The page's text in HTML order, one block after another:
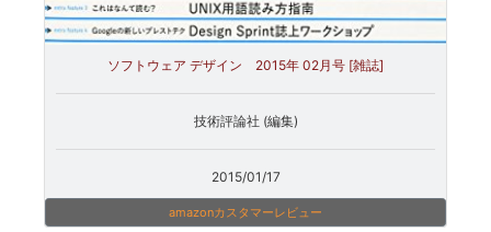
ソフトウェア デザイン 2015年 02月号 [雑誌]
技術評論社 (編集)
2015/01/17
amazonカスタマーレビュー